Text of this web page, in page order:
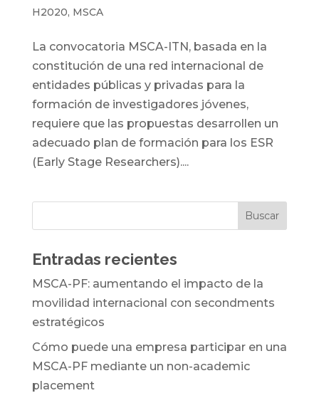
H2020, MSCA
La convocatoria MSCA-ITN, basada en la
constitución de una red internacional de
entidades públicas y privadas para la
formación de investigadores jóvenes,
requiere que las propuestas desarrollen un
adecuado plan de formación para los ESR
(Early Stage Researchers)....
Entradas recientes
MSCA-PF: aumentando el impacto de la
movilidad internacional con secondments
estratégicos
Cómo puede una empresa participar en una
MSCA-PF mediante un non-academic
placement